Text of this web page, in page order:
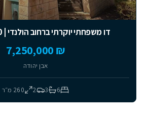
דו משפחתי יוקרתי ברחוב הולנדי | 260 מ״ר בנוי
₪ 7,250,000
אבן יהודה
6
3
2
260מ״ר